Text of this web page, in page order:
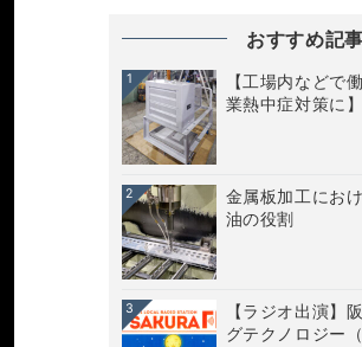
おすすめ記事
1
【工場内などで
業熱中症対策に
2
金属板加工にお
油の役割
3
【ラジオ出演】
グテクノロジー